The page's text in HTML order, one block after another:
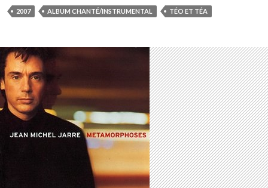
2007 ALBUM CHANTÉ/INSTRUMENTAL TÉO ET TÉA